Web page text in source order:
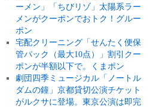
ーメン」「ちびリゾ」太陽系ラー
メンがクーポンでおトク！グルー
ポン
宅配クリーニング「せんたく便保
管パック（最大10点）」割引クー
ポンが半額以下で。くまポン
劇団四季ミュージカル「ノートル
ダムの鐘」京都貸切公演チケット
がルクサに登場。東京公演は即完